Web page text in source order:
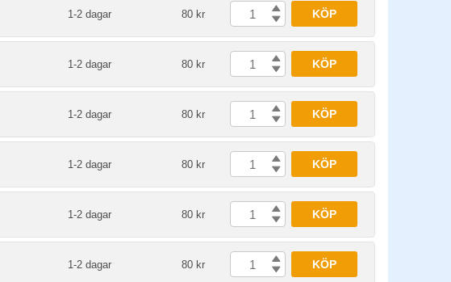
1-2 dagar 80 kr KÖP
1-2 dagar 80 kr KÖP
1-2 dagar 80 kr KÖP
1-2 dagar 80 kr KÖP
1-2 dagar 80 kr KÖP
1-2 dagar 80 kr KÖP